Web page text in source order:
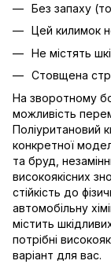
Без запаху
Цей килимок
Не містять
Стовщена
На зворотному
можливість
Поліуритановий
конкретної
та бруд,
високоякісних
стійкість до
автомобільну
містить
потрібні
варіант для вас.